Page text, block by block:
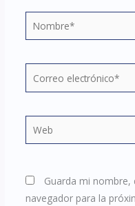
Nombre*
electrónico*
Guarda mi nombre,
navegador para la